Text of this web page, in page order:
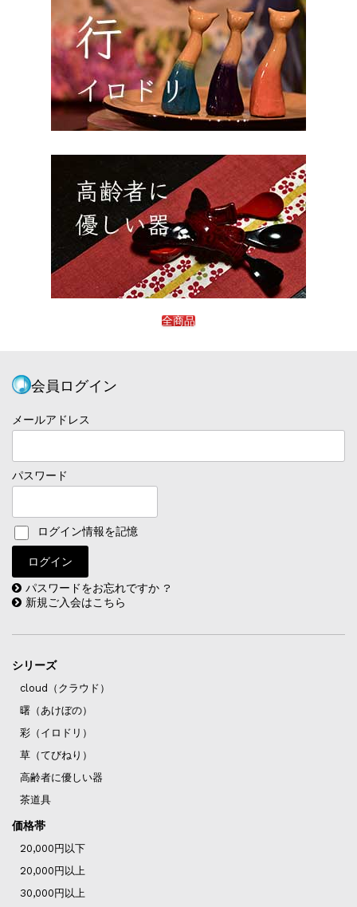
全商品
会員ログイン
メールアドレス
パスワード
ログイン情報を記憶
パスワードをお忘れですか ?
新規ご入会はこちら
シリーズ
cloud（クラウド）
曙（あけぼの）
彩（イロドリ）
草（てびねり）
高齢者に優しい器
茶道具
価格帯
20,000円以下
20,000円以上
30,000円以上